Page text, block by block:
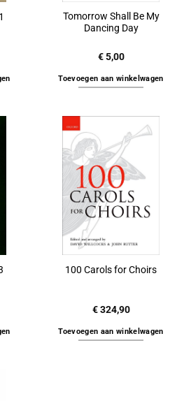
Tomorrow Shall Be My
Dancing Day
€5,00
Toevoegen aan winkelwagen
100 Carols for Choirs
€324,90
Toevoegen aan winkelwagen